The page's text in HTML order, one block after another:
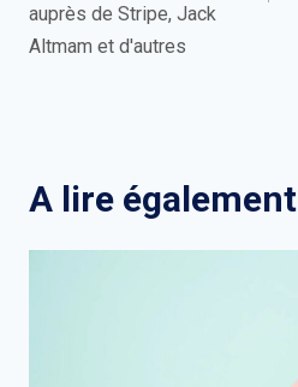
auprès de Stripe, Jack
Altmam et d'autres
A lire également